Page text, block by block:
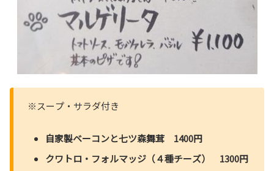
※スープ・サラダ付き
自家製ベーコンと七ツ森舞茸 1400円
クワトロ・フォルマッジ（４種チーズ） 1300円